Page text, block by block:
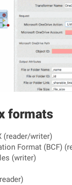
formats
(reader/writer)
Format (BCF)
(writer)